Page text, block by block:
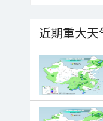
近期重大天